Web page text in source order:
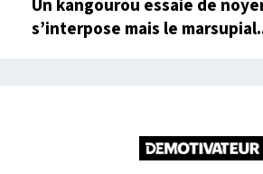
Un kangourou essaie de
s’interpose mais le